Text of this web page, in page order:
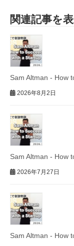
関連記事を
Sam Altman - How
2026年8月2日
Sam Altman - How
2026年7月27日
Sam Altman - How